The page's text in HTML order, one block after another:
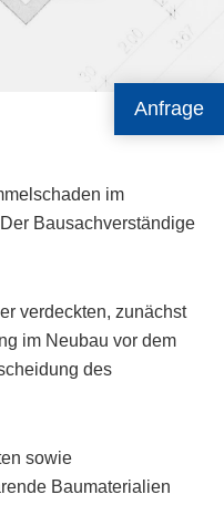
Anfrage
im
Bausachverständige
verdeckten, zunächst
im Neubau vor dem
des
sowie
Baumaterialien